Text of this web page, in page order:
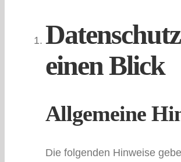
einen Blick
Allgemeine
Die folgenden Hinweise